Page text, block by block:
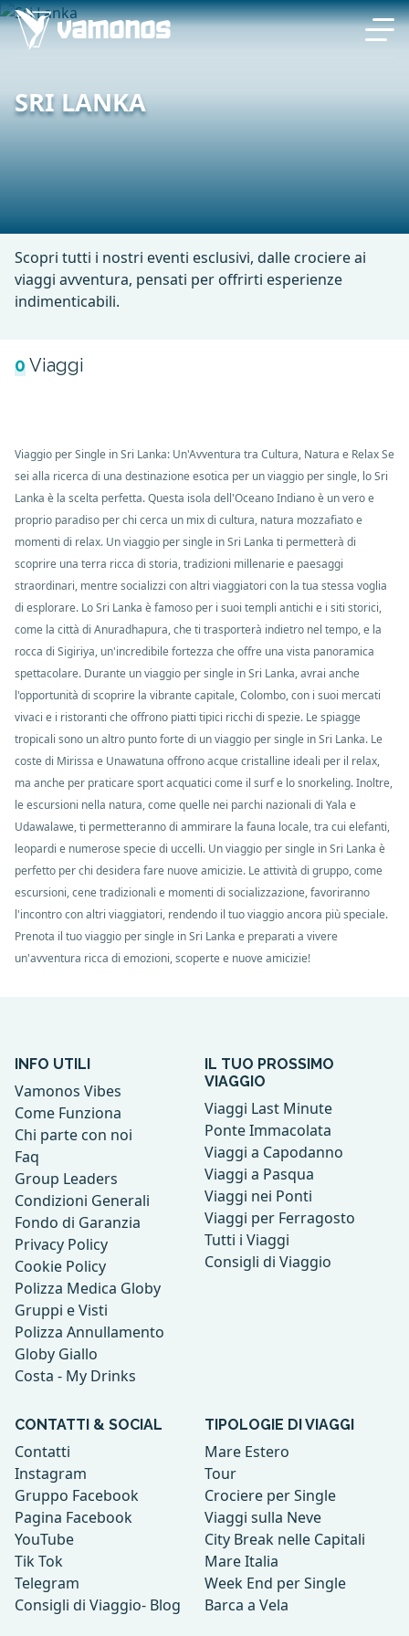
SRI LANKA
Scopri tutti i nostri eventi esclusivi, dalle crociere ai
viaggi avventura, pensati per offrirti esperienze
indimenticabili.
0Viaggi
Viaggio per Single in Sri Lanka: Un'Avventura tra Cultura, Natura e Relax Se
sei alla ricerca di una destinazione esotica per un viaggio per single, lo Sri
Lanka è la scelta perfetta. Questa isola dell'Oceano Indiano è un vero e
proprio paradiso per chi cerca un mix di cultura, natura mozzafiato e
momenti di relax. Un viaggio per single in Sri Lanka ti permetterà di
scoprire una terra ricca di storia, tradizioni millenarie e paesaggi
straordinari, mentre socializzi con altri viaggiatori con la tua stessa voglia
di esplorare. Lo Sri Lanka è famoso per i suoi templi antichi e i siti storici,
come la città di Anuradhapura, che ti trasporterà indietro nel tempo, e la
rocca di Sigiriya, un'incredibile fortezza che offre una vista panoramica
spettacolare. Durante un viaggio per single in Sri Lanka, avrai anche
l'opportunità di scoprire la vibrante capitale, Colombo, con i suoi mercati
vivaci e i ristoranti che offrono piatti tipici ricchi di spezie. Le spiagge
tropicali sono un altro punto forte di un viaggio per single in Sri Lanka. Le
coste di Mirissa e Unawatuna offrono acque cristalline ideali per il relax,
ma anche per praticare sport acquatici come il surf e lo snorkeling. Inoltre,
le escursioni nella natura, come quelle nei parchi nazionali di Yala e
Udawalawe, ti permetteranno di ammirare la fauna locale, tra cui elefanti,
leopardi e numerose specie di uccelli. Un viaggio per single in Sri Lanka è
perfetto per chi desidera fare nuove amicizie. Le attività di gruppo, come
escursioni, cene tradizionali e momenti di socializzazione, favoriranno
l'incontro con altri viaggiatori, rendendo il tuo viaggio ancora più speciale.
Prenota il tuo viaggio per single in Sri Lanka e preparati a vivere
un'avventura ricca di emozioni, scoperte e nuove amicizie!
INFO UTILI
Vamonos Vibes
Come Funziona
Chi parte con noi
Faq
Group Leaders
Condizioni Generali
Fondo di Garanzia
Privacy Policy
Cookie Policy
Polizza Medica Globy
Gruppi e Visti
Polizza Annullamento
Globy Giallo
Costa - My Drinks
IL TUO PROSSIMO
VIAGGIO
Viaggi Last Minute
Ponte Immacolata
Viaggi a Capodanno
Viaggi a Pasqua
Viaggi nei Ponti
Viaggi per Ferragosto
Tutti i Viaggi
Consigli di Viaggio
CONTATTI & SOCIAL
Contatti
Instagram
Gruppo Facebook
Pagina Facebook
YouTube
Tik Tok
Telegram
Consigli di Viaggio- Blog
TIPOLOGIE DI VIAGGI
Mare Estero
Tour
Crociere per Single
Viaggi sulla Neve
City Break nelle Capitali
Mare Italia
Week End per Single
Barca a Vela